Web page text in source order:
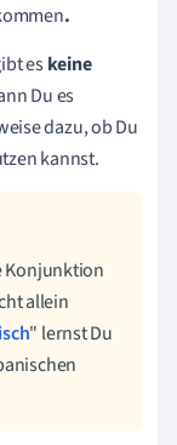
.
eskeine
Du es
dazu, ob Du
kannst.
Konjunktion
allein
" lernst Du